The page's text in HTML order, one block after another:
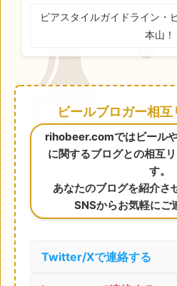
ビアスタイルガイドライン・
本山！
ビールブロガー相互
rihobeer.comではビール
に関するブログとの相互
す。
あなたのブログを紹介さ
SNSからお気軽にご
Twitter/Xで連絡する